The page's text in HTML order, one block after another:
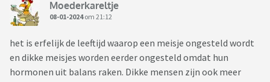
Moederkareltje
08-01-2024om 21:12
het is erfelijk de leeftijd waarop een meisje ongesteld wordt
en dikke meisjes worden eerder ongesteld omdat hun
hormonen uit balans raken. Dikke mensen zijn ook meer